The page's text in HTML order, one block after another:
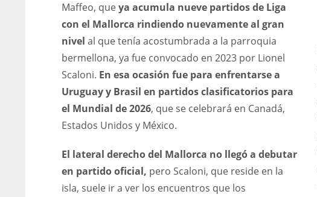
Maffeo, queya acumula nueve partidos de Liga
con el Mallorca rindiendo nuevamente al gran
nivel al que tenía acostumbrada a la parroquia
bermellona, ya fue convocado en 2023 por Lionel
Scaloni. En esa ocasión fue para enfrentarse a
Uruguay y Brasil en partidos clasificatorios para
el Mundial de 2026, que se celebrará en Canadá,
Estados Unidos y México.
El lateral derecho del Mallorca no llegó a debutar
en partido oficial, pero Scaloni, que reside en la
isla, suele ir a ver los encuentros que los